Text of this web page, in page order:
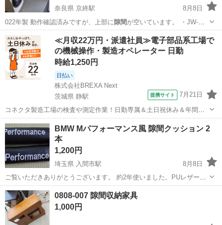
奈良県 京終駅
8月8日
022年製 動作確認済みですが、上部に 隙間が空いています。 ・JW-
XP2C55…
奈良 奈良市 京終駅 デスクトップパソコン
≪月収22万円・派遣社員≫電子部品系工場で
の機械操作・製造オペレーター 日勤
時給1,250円
日払い
株式会社BREXA Next
茨城県 静駅
提携サイト 7月21日
コネクタ製造工場の検査や測定作業！日勤専属＆土日祝休み＆年間休
日128日★クリーンルーム内作業★マイカー通勤OK＆無料駐車場あり
★就業先食堂利用可！日払い制度あり！《茨城県常陸大宮市》 人気の
工場のお仕事 ◇コネクタ製造工...
茨城 常陸大宮市 静駅
BMW Mパフォーマンス風 隙間クッション 2
本
1,200円
埼玉県 入間市駅
8月8日
ご覧いただきありがとうございます。 約2年使いました。PUレザー製
で高級感があります。 受け渡し場所は基本入間市ですが、予定が合え
ば所沢駅、国分寺駅、中野駅などでも対応可能ですのでお問い合わせ
ください。 #センターコンソ...
埼玉 入間市 入間市駅 内装、インテリア
0808-007 隙間収納家具
1,000円